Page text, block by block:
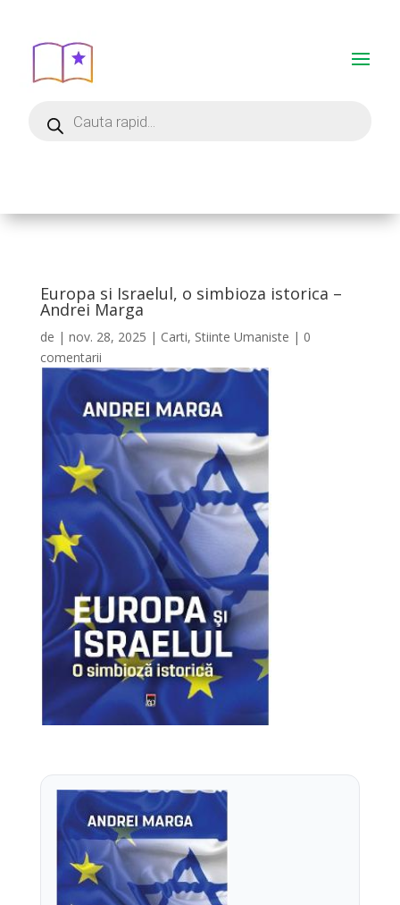
Europa si Israelul, o simbioza istorica –
Andrei Marga
de | nov. 28, 2025 | Carti, Stiinte Umaniste | 0
comentarii